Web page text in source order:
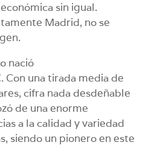
sin igual.
Madrid, no se
nació
Con una tirada media de
cifra nada desdeñable
de una enorme
a la calidad y variedad
siendo un pionero en este